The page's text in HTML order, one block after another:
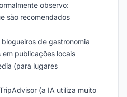
observo:
são recomendados
de gastronomia
em publicações locais
(para lugares
(a IA utiliza muito